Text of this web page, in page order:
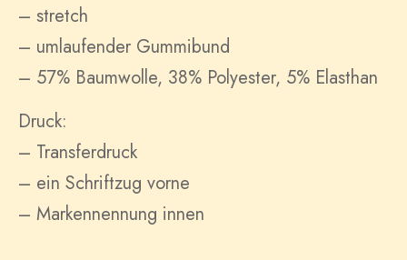
– stretch
– umlaufender Gummibund
– 57% Baumwolle, 38% Polyester, 5% Elasthan
Druck:
– Transferdruck
– ein Schriftzug vorne
– Markennennung innen